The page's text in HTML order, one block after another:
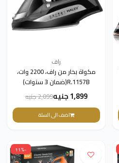
راف
مكواة بخار من راف، 2200 وات،
R.1157B(ضمان 3 سنوات)
1,899 جنيه 2,099 جنيه
اضف الى السلة
-11%